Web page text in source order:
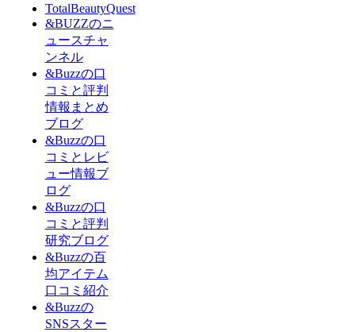
TotalBeautyQuest
&BUZZのニ
ュースチャ
ンネル
&Buzzの口
コミと評判
情報まとめ
ブログ
&Buzzの口
コミとレビ
ュー情報ブ
ログ
&Buzzの口
コミと評判
研究ブログ
&Buzzの百
均アイテム
口コミ紹介
&Buzzの
SNSスター